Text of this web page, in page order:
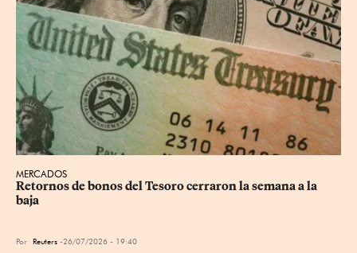
MERCADOS
Retornos de bonos del Tesoro cerraron la semana a la
baja
Por Reuters 26/07/2026 - 19:40